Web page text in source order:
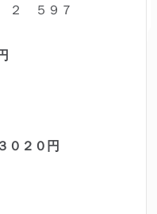
５９７
０２０ 円